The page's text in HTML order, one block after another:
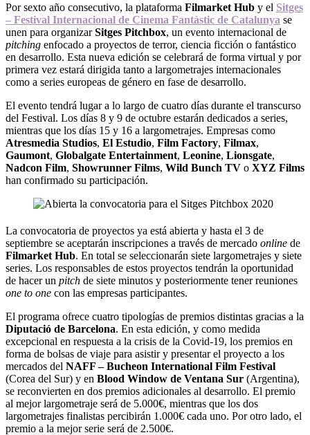
Por sexto año consecutivo, la plataforma Filmarket Hub y el Sitges
– Festival Internacional de Cinema Fantàstic de Catalunya se
unen para organizarSitges Pitchbox, un evento internacional de
pitching enfocado a proyectos de terror, ciencia ficción o fantástico
en desarrollo. Esta nueva edición se celebrará de forma virtual y por
primera vez estará dirigida tanto a largometrajes internacionales
como a series europeas de género en fase de desarrollo.
El evento tendrá lugar a lo largo de cuatro días durante el transcurso
del Festival. Los días 8 y 9 de octubre estarán dedicados a series,
mientras que los días 15 y 16 a largometrajes. Empresas como
Atresmedia Studios, El Estudio, Film Factory, Filmax,
Gaumont, Globalgate Entertainment, Leonine, Lionsgate,
Nadcon Film, Showrunner Films, Wild Bunch TV o XYZ Films
han confirmado su participación.
La convocatoria de proyectos ya está abierta y hasta el 3 de
septiembre se aceptarán inscripciones a través de mercado online de
Filmarket Hub. En total se seleccionarán siete largometrajes y siete
series. Los responsables de estos proyectos tendrán la oportunidad
de hacer un pitch de siete minutos y posteriormente tener reuniones
one to one con las empresas participantes.
El programa ofrece cuatro tipologías de premios distintas gracias a la
Diputació de Barcelona. En esta edición, y como medida
excepcional en respuesta a la crisis de la Covid-19, los premios en
forma de bolsas de viaje para asistir y presentar el proyecto a los
mercados del NAFF – Bucheon International Film Festival
(Corea del Sur) y en Blood Window de Ventana Sur (Argentina),
se reconvierten en dos premios adicionales al desarrollo. El premio
al mejor largometraje será de 5.000€, mientras que los dos
largometrajes finalistas percibirán 1.000€ cada uno. Por otro lado, el
premio a la mejor serie será de 2.500€.